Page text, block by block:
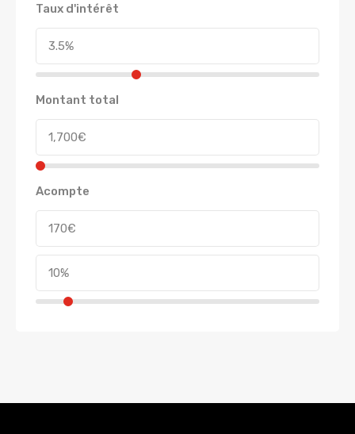
Taux d'intérêt
Montant total
Acompte